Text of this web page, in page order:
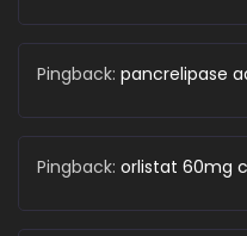
Pingback: pancrelipase
Pingback: orlistat 60mg